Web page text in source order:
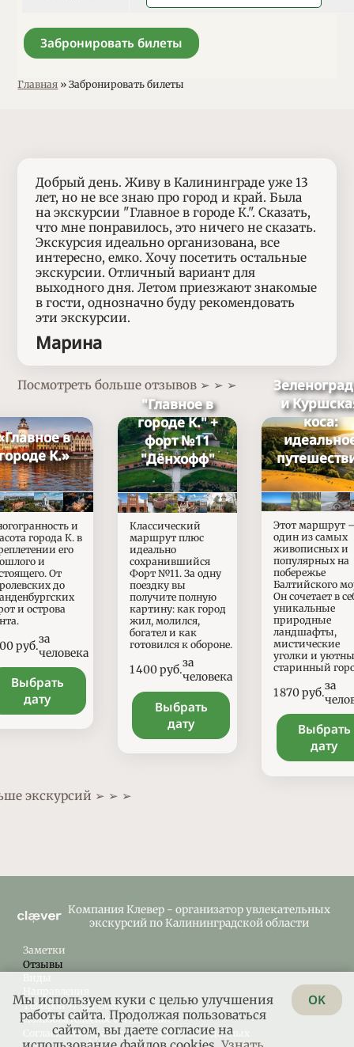
Вертикальные вкладки
Вы здесь
Главная »Забронировать билеты
Добрый день. Живу в Калининграде уже 13
лет, но не все знаю про город и край. Была
на экскурсии "Главное в городе К.". Сказать,
что мне понравилось, это ничего не сказать.
Экскурсия идеально организована, все
интересно, емко. Хочу посетить остальные
экскурсии. Отличный вариант для
выходного дня. Летом приезжают знакомые
в гости, однозначно буду рекомендовать
эти экскурсии.
Марина
Посмотреть больше отзывов ➢ ➢ ➢
в
К.»
и
города К. в
его
и
От
до
и острова
руб.за
человека
Выбрать
дату
"Главное в
городе К." +
форт №11
"Дёнхофф"
Классический
маршрут плюс
идеально
сохранившийся
Форт №11. За одну
поездку вы
получите полную
картину: как город
жил, молился,
богател и как
готовился к обороне.
Цены
1 400руб.за
человека
Выбрать
дату
и
коса:
Этот маршрут
один из самых
живописных и
популярных на
побережье
Балтийского
Он сочетает в
уникальные
природные
ландшафты,
мистические
уголки и
старинный
Цены
1 870руб.за
Выбрать
дату
экскурсий ➢ ➢ ➢
Компания Клевер - организатор увлекательных
экскурсий по Калининградской области
Заметки
Отзывы
Телефон +7 921 008 6655
Пользовательское соглашение
Согласие на обработку персональных данных
Мы используем куки с целью улучшения
работы сайта. Продолжая пользоваться
сайтом, вы даете согласие на
OK